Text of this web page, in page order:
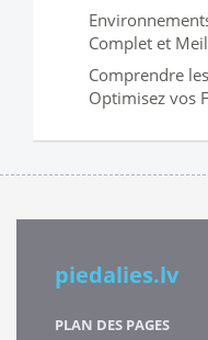
Complet et
Comprendre
Optimisez vos
piedalies.lv
PLAN DES PAGES